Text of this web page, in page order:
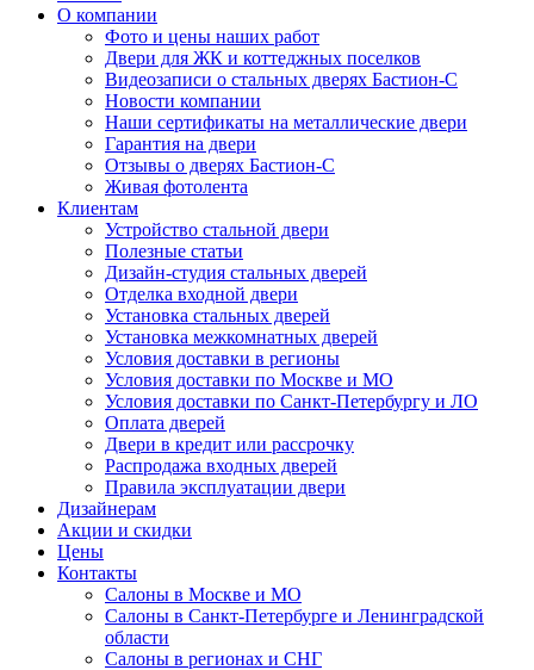
О компании
Фото и цены наших работ
Двери для ЖК и коттеджных поселков
Видеозаписи о стальных дверях Бастион-С
Новости компании
Наши сертификаты на металлические двери
Гарантия на двери
Отзывы о дверях Бастион-С
Живая фотолента
Клиентам
Устройство стальной двери
Полезные статьи
Дизайн-студия стальных дверей
Отделка входной двери
Установка стальных дверей
Установка межкомнатных дверей
Условия доставки в регионы
Условия доставки по Москве и МО
Условия доставки по Санкт-Петербургу и ЛО
Оплата дверей
Двери в кредит или рассрочку
Распродажа входных дверей
Правила эксплуатации двери
Дизайнерам
Акции и скидки
Цены
Контакты
Салоны в Москве и МО
Салоны в Санкт-Петербурге и Ленинградской
области
Салоны в регионах и СНГ